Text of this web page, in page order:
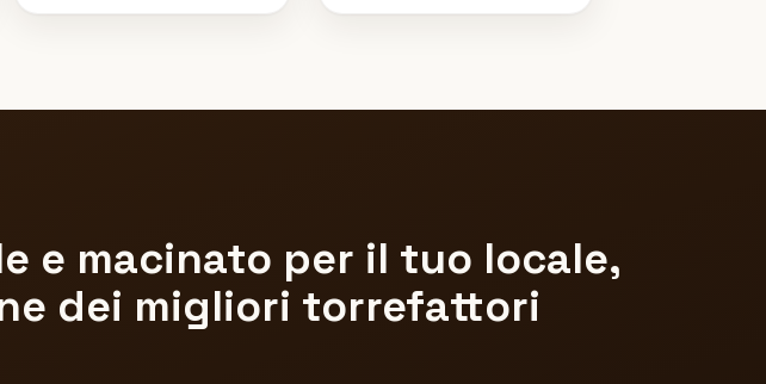
e macinato per il tuo locale,
dei migliori torrefattori